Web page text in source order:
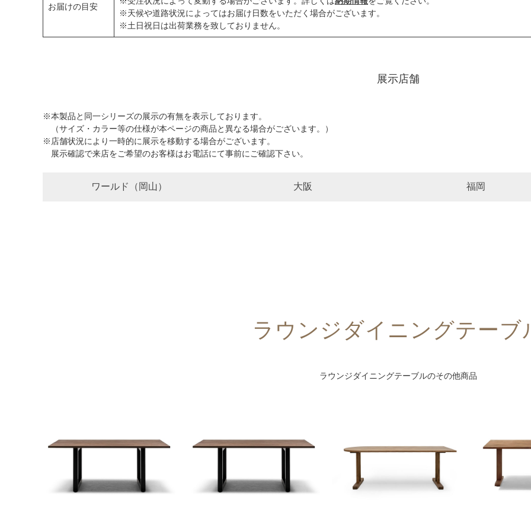
お届けの目安
※天候や道路状況によってはお届け日数をいただく場合がございます。
※土日祝日は出荷業務を致しておりません。
展示店舗
※本製品と同一シリーズの展示の有無を表示しております。
（サイズ・カラー等の仕様が本ページの商品と異なる場合がございます。）
※店舗状況により一時的に展示を移動する場合がございます。
展示確認で来店をご希望のお客様はお電話にて事前にご確認下さい。
ワールド（岡山） 大阪 福岡
ラウンジダイニングテーブ
ラウンジダイニングテーブルのその他商品